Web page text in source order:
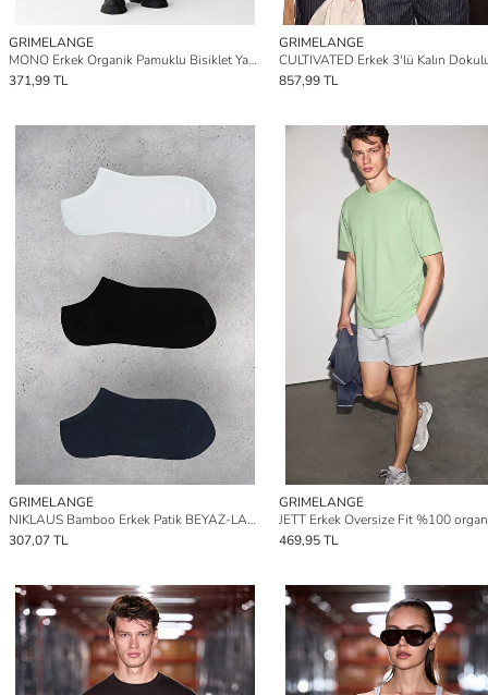
GRIMELANGE
MONO Erkek Organik Pamuklu Bisiklet Yakalı Kısa Kollu Regular Fit SOMON Tişört
371,99 TL
GRIMELANGE
857,99 TL
GRIMELANGE
NIKLAUS Bamboo Erkek Patik BEYAZ-LACİVERT-SİYAH Çorap
307,07 TL
GRIMELANGE
469,95 TL